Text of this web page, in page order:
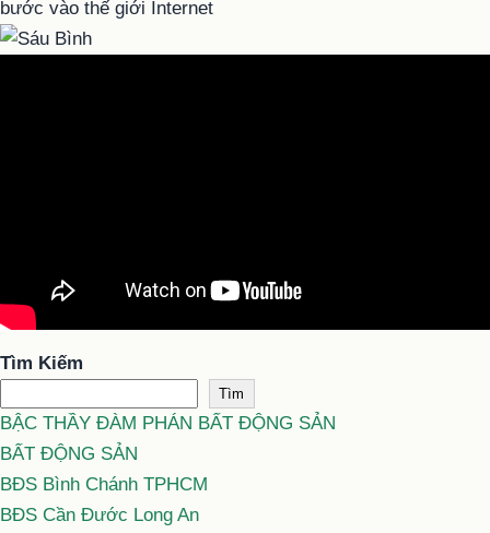
Tìm Kiếm
Tìm
BẬC THẦY ĐÀM PHÁN BẤT ĐỘNG SẢN
BẤT ĐỘNG SẢN
BĐS Bình Chánh TPHCM
BĐS Cần Đước Long An